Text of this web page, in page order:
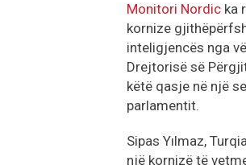
Monitori Nordic ka
kornize
inteligjencës nga
Drejtorisë së
këtë qasje në një
parlamentit.
Sipas Yılmaz,
një kornizë të